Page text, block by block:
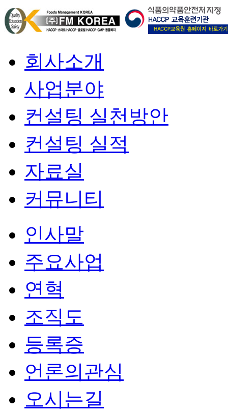
회사소개
사업분야
컨설팅 실천방안
컨설팅 실적
자료실
커뮤니티
인사말
주요사업
연혁
조직도
등록증
언론의관심
오시는길